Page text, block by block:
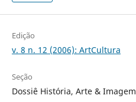
Edição
v. 8 n. 12 (2006): ArtCultura
Seção
Dossiê História, Arte & Imagem